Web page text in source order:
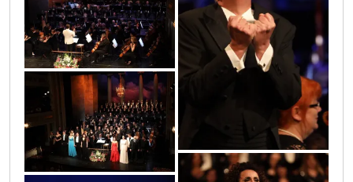
0o3a0227
0o3a0623
0o3a0635